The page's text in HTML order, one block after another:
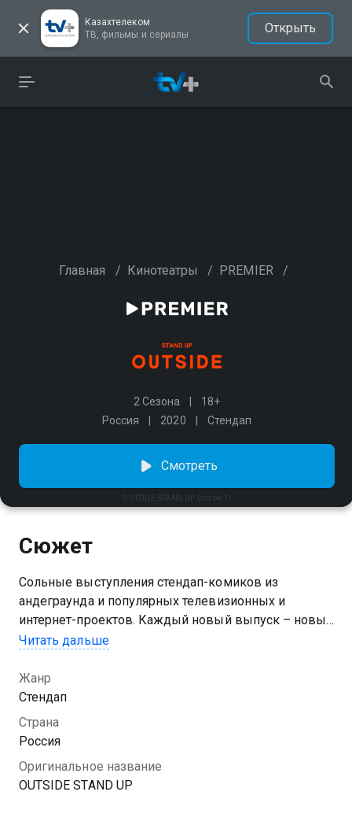
Казахтелеком
ТВ, фильмы и сериалы
Открыть
Главная / Кинотеатры / PREMIER /
2 Сезона
18+
Россия
2020 Стендап
OUTSIDE STAND UP (сезон 1)
Смотреть
Сюжет
Сольные выступления стендап-комиков из
андеграунда и популярных телевизионных и
интернет-проектов. Каждый новый выпуск – новый
концерт со своей атмосферой и юмором. Луки
Вера Котельникова и другие – в новом проекте
«OUTSIDE STAND UP».
Посмотреть онлайн 1 сезон сериала OUTSIDE STAND
HD качестве на Казахтелеком
Читать дальше
Жанр
Стендап
Страна
Россия
Оригинальное название
OUTSIDE STAND UP